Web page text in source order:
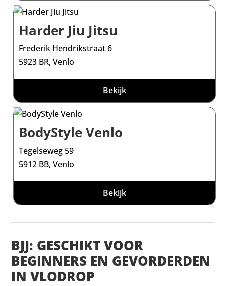
Harder Jiu Jitsu
Frederik Hendrikstraat 6
5923 BR, Venlo
Bekijk
BodyStyle Venlo
Tegelseweg 59
5912 BB, Venlo
Bekijk
BJJ: GESCHIKT VOOR
BEGINNERS EN GEVORDERDEN
IN VLODROP